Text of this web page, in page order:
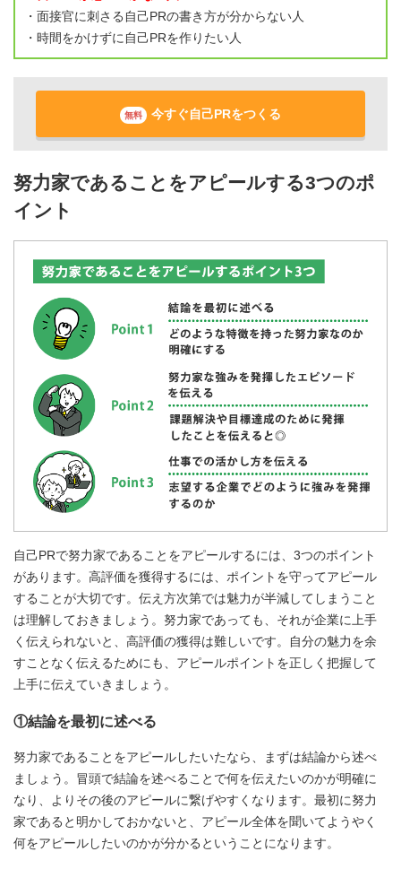
・面接官に刺さる自己PRの書き方が分からない人
・時間をかけずに自己PRを作りたい人
無料 今すぐ自己PRをつくる
努力家であることをアピールする3つのポ
イント
自己PRで努力家であることをアピールするには、3つのポイント
があります。高評価を獲得するには、ポイントを守ってアピール
することが大切です。伝え方次第では魅力が半減してしまうこと
は理解しておきましょう。努力家であっても、それが企業に上手
く伝えられないと、高評価の獲得は難しいです。自分の魅力を余
すことなく伝えるためにも、アピールポイントを正しく把握して
上手に伝えていきましょう。
①結論を最初に述べる
努力家であることをアピールしたいたなら、まずは結論から述べ
ましょう。冒頭で結論を述べることで何を伝えたいのかが明確に
なり、よりその後のアピールに繋げやすくなります。最初に努力
家であると明かしておかないと、アピール全体を聞いてようやく
何をアピールしたいのかが分かるということになります。